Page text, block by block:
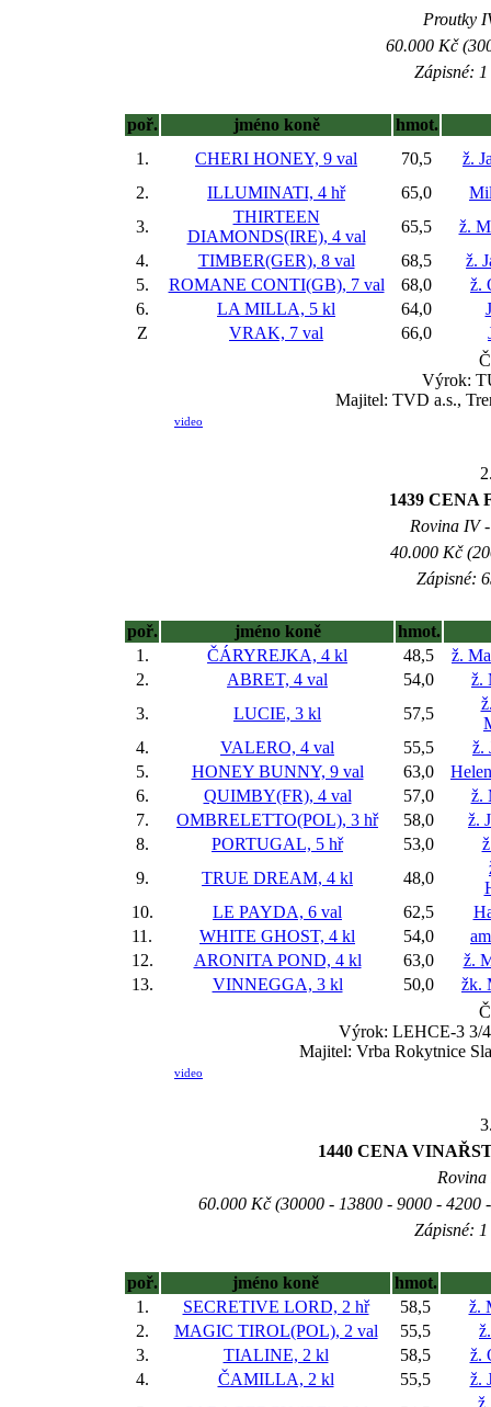
Proutky
60.000 Kč
Zápisné:
poř. jméno koně
hmot.
1.
CHERI HONEY, 9 val 70,5
ž.
2.
ILLUMINATI, 4 hř 65,0
3.
THIRTEEN
DIAMONDS(IRE), 4 val
65,5
ž.
4.
TIMBER(GER), 8 val 68,5
ž.
5.
ROMANE CONTI(GB), 7 val 68,0
ž.
6.
LA MILLA, 5 kl 64,0
Z
VRAK, 7 val 66,0
Výrok:
Majitel: TVD a.s.,
video
1439 CENA
Rovina IV
40.000 Kč
Zápisné:
poř. jméno koně
hmot.
1.
ČÁRYREJKA, 4 kl 48,5
ž.
2.
ABRET, 4 val 54,0
ž.
3.
LUCIE, 3 kl 57,5
4.
VALERO, 4 val 55,5
ž.
5.
HONEY BUNNY, 9 val 63,0
6.
QUIMBY(FR), 4 val 57,0
ž.
7.
OMBRELETTO(POL), 3 hř 58,0
ž.
8.
PORTUGAL, 5 hř 53,0
9.
TRUE DREAM, 4 kl 48,0
10.
LE PAYDA, 6 val 62,5
11.
WHITE GHOST, 4 kl 54,0
12.
ARONITA POND, 4 kl 63,0
ž.
13.
VINNEGGA, 3 kl 50,0
žk.
Výrok: LEHCE-3 3/
Majitel: Vrba Rokytnice
video
1440 CENA
60.000 Kč (30000 - 13800 - 9000 - 4200
Zápisné:
poř. jméno koně
hmot.
1.
SECRETIVE LORD, 2 hř 58,5
ž.
2.
MAGIC TIROL(POL), 2 val 55,5
3.
TIALINE, 2 kl 58,5
ž.
4.
ČAMILLA, 2 kl 55,5
ž.